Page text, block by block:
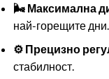
🌬️ Максимална
най-горещите дни.
⚙️ Прецизно
стабилност.